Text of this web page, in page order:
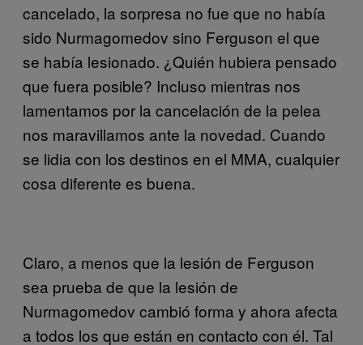
cancelado, la sorpresa no fue que no había
sido Nurmagomedov sino Ferguson el que
se había lesionado. ¿Quién hubiera pensado
que fuera posible? Incluso mientras nos
lamentamos por la cancelación de la pelea
nos maravillamos ante la novedad. Cuando
se lidia con los destinos en el MMA, cualquier
cosa diferente es buena.
Claro, a menos que la lesión de Ferguson
sea prueba de que la lesión de
Nurmagomedov cambió forma y ahora afecta
a todos los que están en contacto con él. Tal